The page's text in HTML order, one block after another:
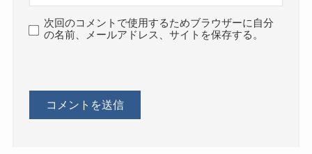
次回のコメントで使用するためブラウザーに自分
の名前、メールアドレス、サイトを保存する。